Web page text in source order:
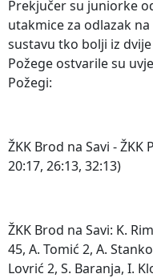
Prekjučer su juniorke
utakmice za odlazak
sustavu tko bolji iz
Požege ostvarile su
Požegi:
ŽKK Brod na Savi - ŽKK
20:17, 26:13, 32:13)
ŽKK Brod na Savi: K.
45, A. Tomić 2, A.
Lovrić 2, S. Baranja, I.